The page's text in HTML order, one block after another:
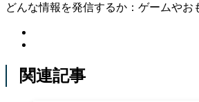
どんな情報を発信するか：ゲームやお
関連記事